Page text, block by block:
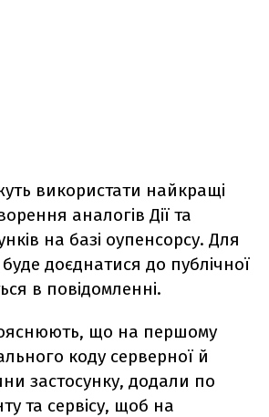
використати найкращі
аналогів Дії та
на базі оупенсорсу. Для
доєднатися до публічної
в повідомленні.
що на першому
коду серверної й
застосунку, додали по
та сервісу, щоб на